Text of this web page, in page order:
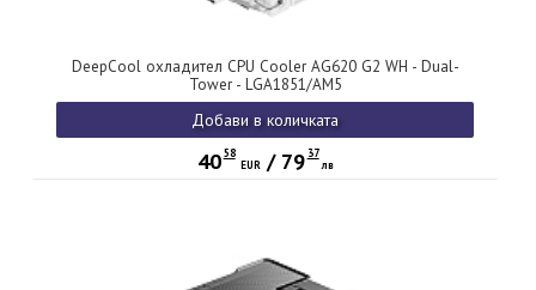
DeepCool охладител CPU Cooler AG620 G2 WH - Dual-
Tower - LGA1851/AM5
Добави в количката
40 58
EUR/ 79 37
лв